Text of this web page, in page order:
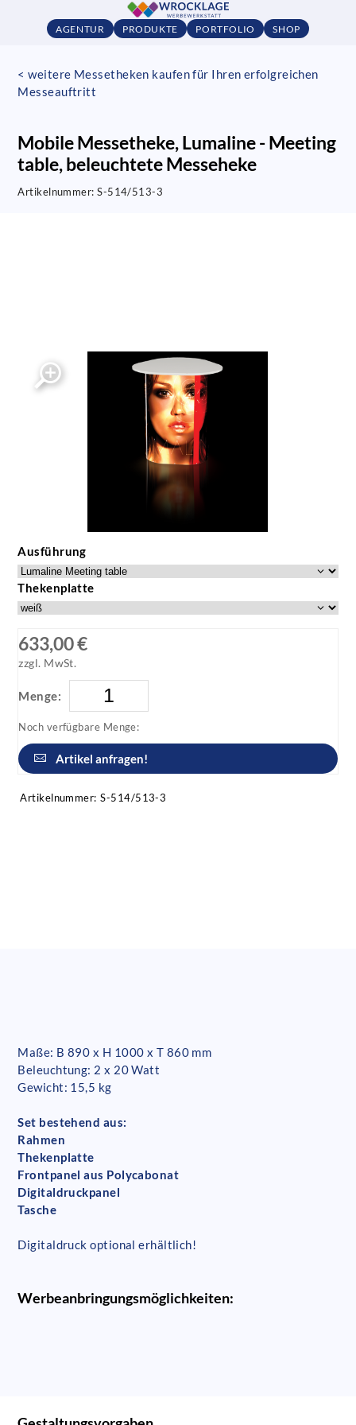
AGENTUR PRODUKTE PORTFOLIO SHOP
< weitere Messetheken kaufen für Ihren erfolgreichen
Messeauftritt
Mobile Messetheke, Lumaline - Meeting
table, beleuchtete Messeheke
Artikelnummer:S-514/513-3
Ausführung
Thekenplatte
633,00 €
zzgl. MwSt.
Menge:
Noch verfügbare Menge:
Artikel anfragen!
Artikelnummer: S-514/513-3
Maße: B 890 x H 1000 x T 860 mm
Beleuchtung: 2 x 20 Watt
Gewicht: 15,5 kg
Set bestehend aus:
Rahmen
Thekenplatte
Frontpanel aus Polycabonat
Digitaldruckpanel
Tasche
Digitaldruck optional erhältlich!
Werbeanbringungsmöglichkeiten: